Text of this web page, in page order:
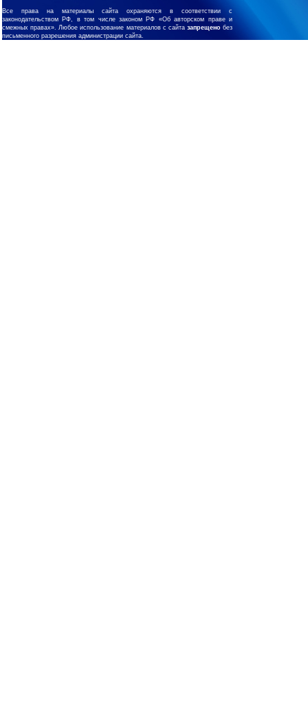
Все права на материалы сайта охраняются в соответствии с
законодательством РФ, в том числе законом РФ «Об авторском праве и
смежных правах». Любое использование материалов с сайта запрещенобез
письменного разрешения администрации сайта.